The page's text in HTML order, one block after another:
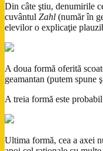
Din câte ştiu, denumirile
cuvântul Zahl (număr în
elevilor o explicaţie
A doua formă oferită
geamantan (putem spune
A treia formă este
Ultima formă, cea a axei